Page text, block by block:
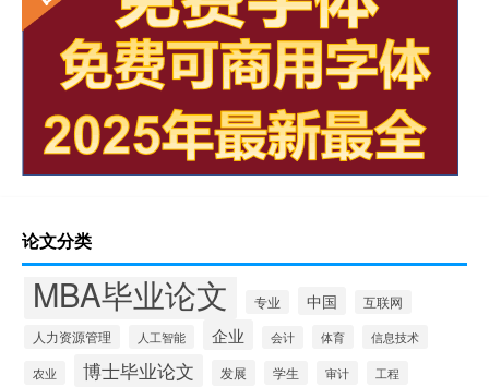
论文分类
MBA毕业论文 专业 中国
互联网
人力资源管理
人工智能 企业 会计 体育 信息技术
农业 博士毕业论文 发展 学生 审计 工程